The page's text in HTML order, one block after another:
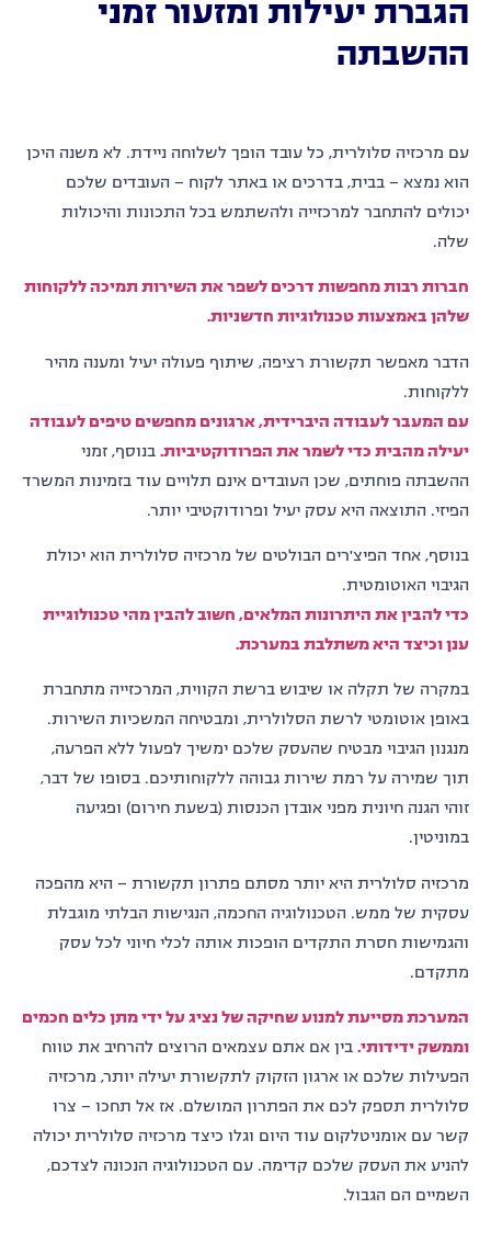
הגברת יעילות ומזעור זמני
ההשבתה
עם מרכזיה סלולרית, כל עובד הופך לשלוחה ניידת. לא משנה היכן
הוא נמצא – בבית, בדרכים או באתר לקוח – העובדים שלכם
יכולים להתחבר למרכזייה ולהשתמש בכל התכונות והיכולות
שלה.
חברות רבות מחפשות דרכים לשפר את השירות תמיכה ללקוחות
שלהן באמצעות טכנולוגיות חדשניות.
הדבר מאפשר תקשורת רציפה, שיתוף פעולה יעיל ומענה מהיר
ללקוחות.
עם המעבר לעבודה היברידית, ארגונים מחפשים טיפים לעבודה
יעילה מהבית כדי לשמר את הפרודוקטיביות.בנוסף, זמני
ההשבתה פוחתים, שכן העובדים אינם תלויים עוד בזמינות המשרד
הפיזי. התוצאה היא עסק יעיל ופרודוקטיבי יותר.
בנוסף, אחד הפיצ'רים הבולטים של מרכזיה סלולרית הוא יכולת
הגיבוי האוטומטית.
כדי להבין את היתרונות המלאים, חשוב להבין מהי טכנולוגיית
ענן וכיצד היא משתלבת במערכת.
במקרה של תקלה או שיבוש ברשת הקווית, המרכזייה מתחברת
באופן אוטומטי לרשת הסלולרית, ומבטיחה המשכיות השירות.
מנגנון הגיבוי מבטיח שהעסק שלכם ימשיך לפעול ללא הפרעה,
תוך שמירה על רמת שירות גבוהה ללקוחותיכם. בסופו של דבר,
זוהי הגנה חיונית מפני אובדן הכנסות (בשעת חירום) ופגיעה
במוניטין.
מרכזיה סלולרית היא יותר מסתם פתרון תקשורת – היא מהפכה
עסקית של ממש. הטכנולוגיה החכמה, הנגישות הבלתי מוגבלת
והגמישות חסרת התקדים הופכות אותה לכלי חיוני לכל עסק
מתקדם.
המערכת מסייעת למנוע שחיקה של נציג על ידי מתן כלים חכמים
וממשק ידידותי.בין אם אתם עצמאים הרוצים להרחיב את טווח
הפעילות שלכם או ארגון הזקוק לתקשורת יעילה יותר, מרכזיה
סלולרית תספק לכם את הפתרון המושלם. אז אל תחכו – צרו
קשר עם אומניטלקום עוד היום וגלו כיצד מרכזיה סלולרית יכולה
להניע את העסק שלכם קדימה. עם הטכנולוגיה הנכונה לצדכם,
השמיים הם הגבול.